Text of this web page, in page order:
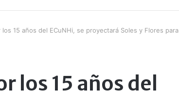
15 años del ECuNHi, se proyectará Soles y Flores para
los 15 años del